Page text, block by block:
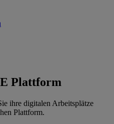
Plattform
ihre digitalen Arbeitsplätze
Plattform.